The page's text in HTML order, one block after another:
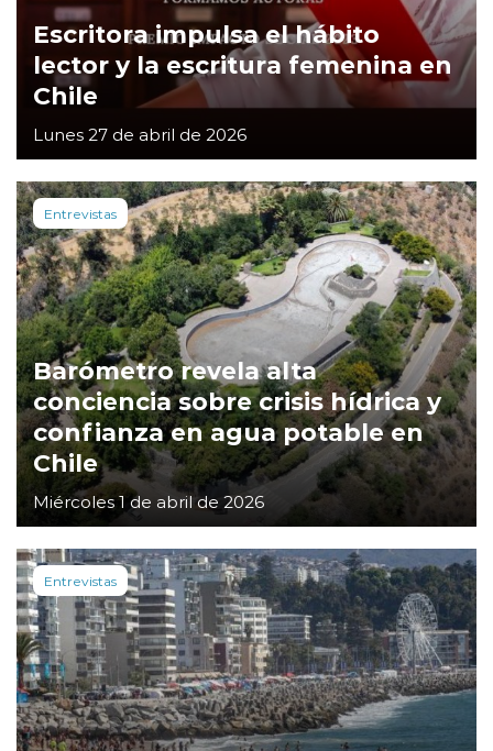
Escritora impulsa el hábito
lector y la escritura femenina en
Chile
Lunes 27 de abril de 2026
Entrevistas
Barómetro revela alta
conciencia sobre crisis hídrica y
confianza en agua potable en
Chile
Miércoles 1 de abril de 2026
Entrevistas